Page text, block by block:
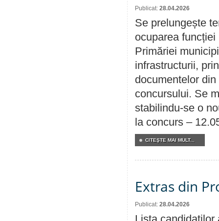
Publicat: 28.04.2026
Se prelungește
ocuparea
Primăriei
infrastructurii,
documentelor
concursului. Se
stabilindu-se o
la concurs –
CITEŞTE MAI MULT...
Extras din
Publicat: 28.04.2026